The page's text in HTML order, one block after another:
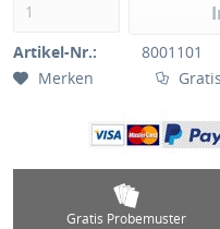
Artikel-Nr.:
8001101
Merken
Gratis Probemuster